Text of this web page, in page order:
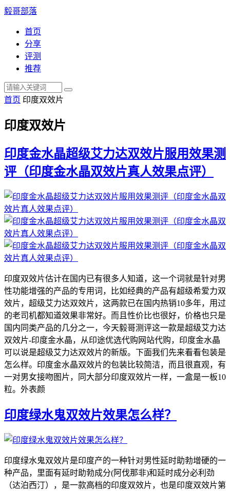
毅哥部落
首页
分享
评测
推荐
首页 印度双效片
印度双效片
印度金水晶超级艾力达双效片服用效果测
评（印度金水晶双效片真人效果点评）
印度双效片估计在国内已有很多人知道，这一个词就是针对男
性功能增强的产品的专用词，比如经典的产品有超级希爱力双
效片，超级艾力达双效片，这两款已在国内热销10多年，用过
的老司机都知道效果非常好。而且性价比也很好，价格也只是
国内同类产品的几分之一，今天毅哥测评这一款是超级艾力达
双效片-印度金水晶，从印途优选代购网站代购，印度金水晶
可以说是超级艾力达双效片的新版。下面我们先来看看包装是
怎么样。印度金水晶双效片的包装比较简洁，而且很直观，有
一对男女接吻图片，同大部分印度双效片一样，一盒是一板10
粒。外表颜
印度绿水鬼双效片效果怎么样？
印度绿水鬼双效片是印度产的一种针对男性延时助勃增硬的一
种产品，里面有延时助勃成分(阿伐那非)和延时成分必利劲
（达泊西汀），是一款高档的印度双效片，也是印度双效片第